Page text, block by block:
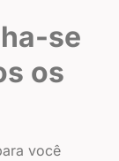
se
os
você